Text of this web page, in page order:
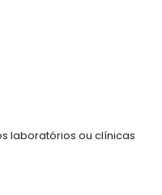
laboratórios ou clínicas